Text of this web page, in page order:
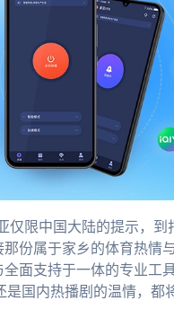
仅限中国大陆的提示，到
份属于家乡的体育热情
面支持于一体的专业工
国内热播剧的温情，都